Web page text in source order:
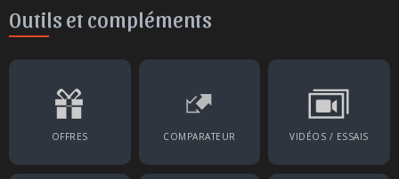
Outils et compléments
OFFRES COMPARATEUR VIDÉOS / ESSAIS